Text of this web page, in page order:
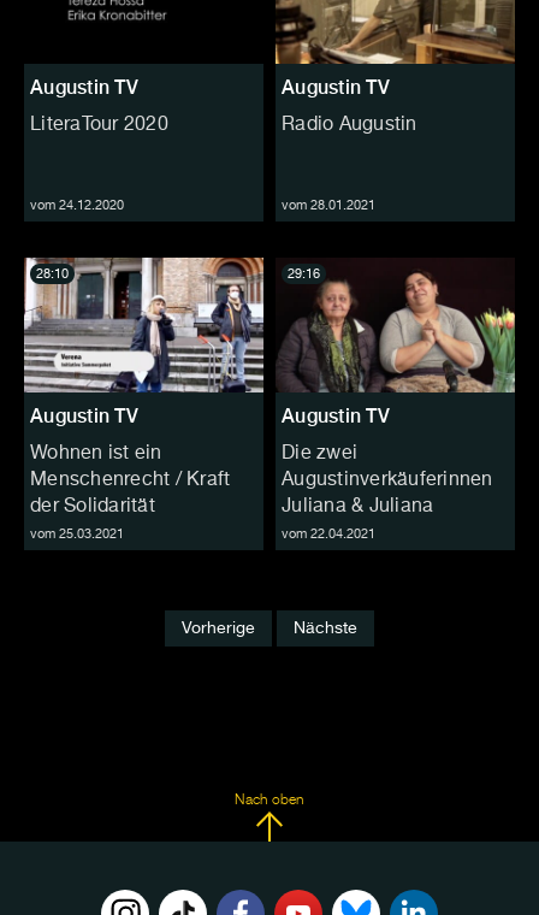
Augustin TV
LiteraTour 2020
vom 24.12.2020
Augustin TV
Radio Augustin
vom 28.01.2021
Augustin TV
Wohnen ist ein
Menschenrecht / Kraft
der Solidarität
vom 25.03.2021
28:10
Augustin TV
Die zwei
Augustinverkäuferinnen
Juliana & Juliana
vom 22.04.2021
29:16
Vorherige Nächste
Nach oben